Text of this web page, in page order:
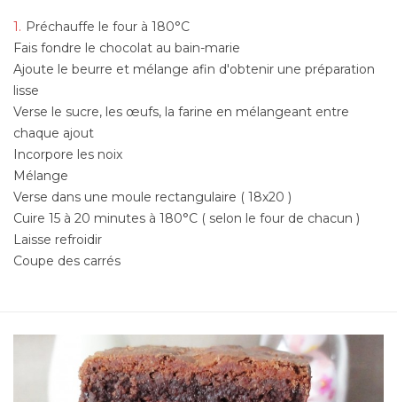
Préchauffe le four à 180°C
Fais fondre le chocolat au bain-marie
Ajoute le beurre et mélange afin d'obtenir une préparation
lisse
Verse le sucre, les œufs, la farine en mélangeant entre
chaque ajout
Incorpore les noix
Mélange
Verse dans une moule rectangulaire ( 18x20 )
Cuire 15 à 20 minutes à 180°C ( selon le four de chacun )
Laisse refroidir
Coupe des carrés